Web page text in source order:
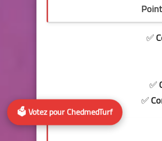
✅
✅
✅
🗳️ Votez pour ChedmedTurf